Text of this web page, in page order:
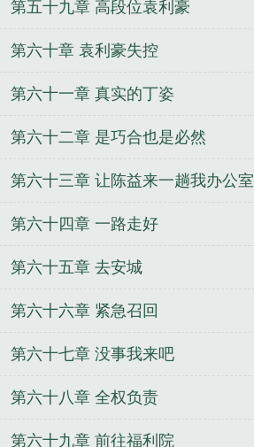
第五十九章 高段位袁利豪
第六十章 袁利豪失控
第六十一章 真实的丁姿
第六十二章 是巧合也是必然
第六十三章 让陈益来一趟我办公室
第六十四章 一路走好
第六十五章 去安城
第六十六章 紧急召回
第六十七章 没事我来吧
第六十八章 全权负责
第六十九章 前往福利院